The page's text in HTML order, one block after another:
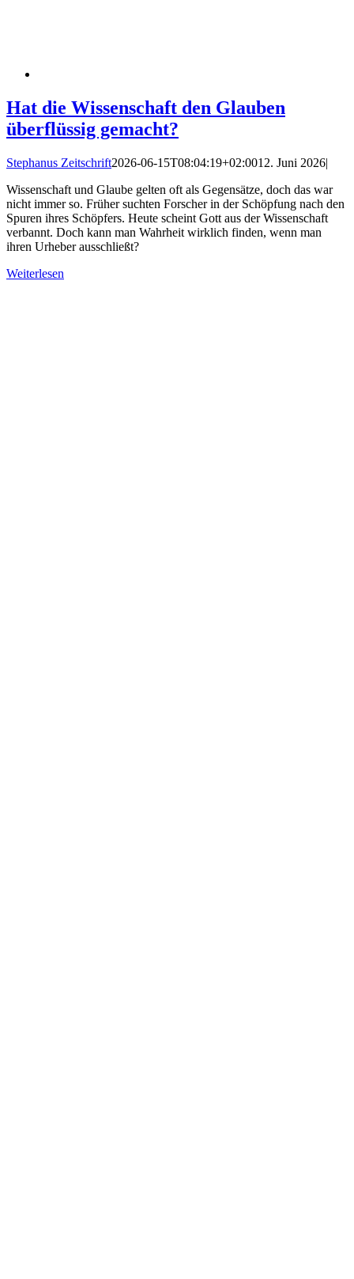
Hat die Wissenschaft den Glauben
überflüssig gemacht?
Stephanus Zeitschrift2026-06-15T08:04:19+02:0012. Juni 2026|
Wissenschaft und Glaube gelten oft als Gegensätze, doch das war
nicht immer so. Früher suchten Forscher in der Schöpfung nach den
Spuren ihres Schöpfers. Heute scheint Gott aus der Wissenschaft
verbannt. Doch kann man Wahrheit wirklich finden, wenn man
ihren Urheber ausschließt?
Weiterlesen